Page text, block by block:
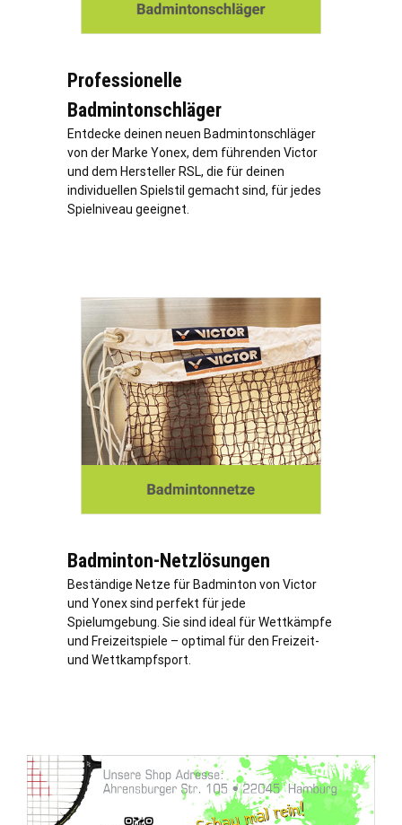
Professionelle
Badmintonschläger
Entdecke deinen neuen Badmintonschläger
von der Marke Yonex, dem führenden Victor
und dem Hersteller RSL, die für deinen
individuellen Spielstil gemacht sind, für jedes
Spielniveau geeignet.
Badminton-Netzlösungen
Beständige Netze für Badminton von Victor
und Yonex sind perfekt für jede
Spielumgebung. Sie sind ideal für Wettkämpfe
und Freizeitspiele – optimal für den Freizeit-
und Wettkampfsport.